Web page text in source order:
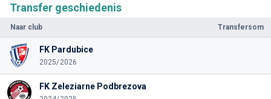
Transfer geschiedenis
Naar club Transfersom
FK Pardubice
2025/2026
FK Zeleziarne Podbrezova